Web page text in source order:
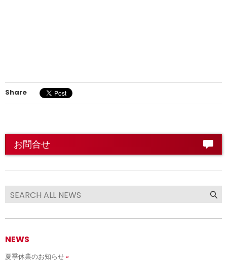
Share
お問合せ
NEWS
夏季休業のお知らせ